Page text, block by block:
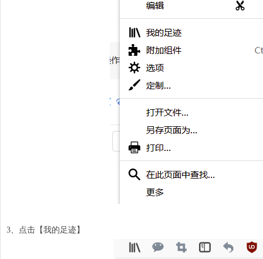
3、点击【我的足迹】